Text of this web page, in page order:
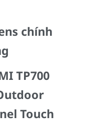
chính
TP700
Touch